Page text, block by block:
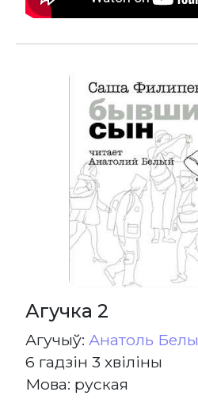
Агучка 2
Агучыў: Анатоль Белы
6 гадзін 3 хвіліны
Мова: руская